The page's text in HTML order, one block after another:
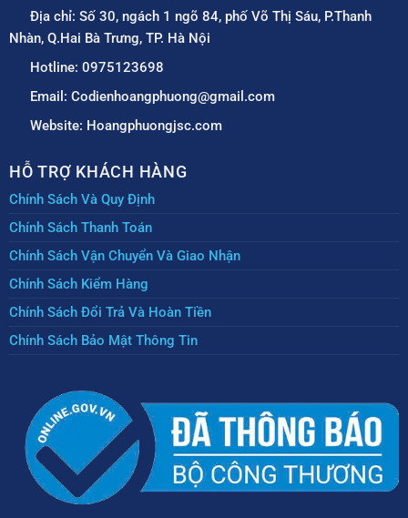
Địa chỉ: Số 30, ngách 1 ngõ 84, phố Võ Thị Sáu, P.Thanh
Nhàn, Q.Hai Bà Trưng, TP. Hà Nội
Hotline: 0975123698
Email: Codienhoangphuong@gmail.com
Website: Hoangphuongjsc.com
HỖ TRỢ KHÁCH HÀNG
Chính Sách Và Quy Định
Chính Sách Thanh Toán
Chính Sách Vận Chuyển Và Giao Nhận
Chính Sách Kiểm Hàng
Chính Sách Đổi Trả Và Hoàn Tiền
Chính Sách Bảo Mật Thông Tin